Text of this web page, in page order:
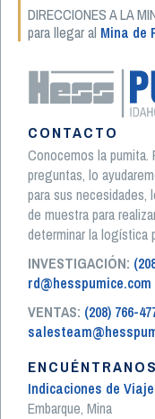
DIRECCIONES A LA
para llegar al Mina de
CONTACTO
Conocemos la pumita.
preguntas, lo
para sus necesidades,
de muestra para
determinar la logística
INVESTIGACIÓN:
rd@hesspumice.com
VENTAS: (208) 766-
ENCUÉNTRANOS
Indicaciones de
Embarque, Mina